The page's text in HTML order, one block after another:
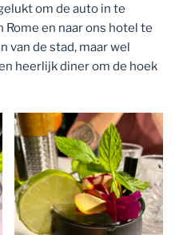
om de auto in te
en naar ons hotel te
van de stad, maar wel
heerlijk diner om de hoek